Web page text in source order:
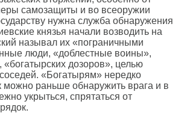
самозащиты и во всеоружии
нужна служба обнаружения
князья начали возводить на
называл их «пограничными
люди, «доблестные воины»,
дозоров», целью
«Богатырям» нередко
можно раньше обнаружить врага и в
укрыться, спрятаться от